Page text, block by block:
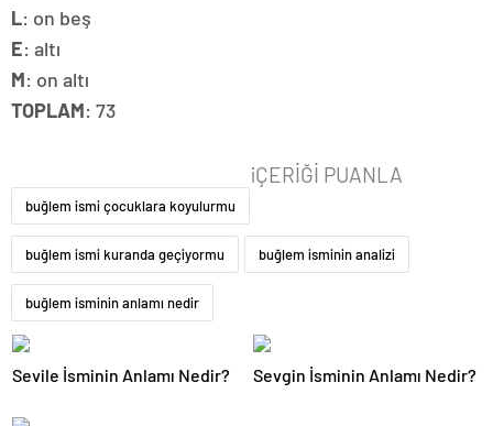
L: on beş
E: altı
M: on altı
TOPLAM: 73
iÇERİĞİ PUANLA
buğlem ismi çocuklara koyulurmu
buğlem ismi kuranda geçiyormu buğlem isminin analizi
buğlem isminin anlamı nedir
Sevile İsminin Anlamı Nedir? Sevgin İsminin Anlamı Nedir?